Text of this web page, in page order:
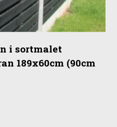
i sortmalet
189x60cm (90cm